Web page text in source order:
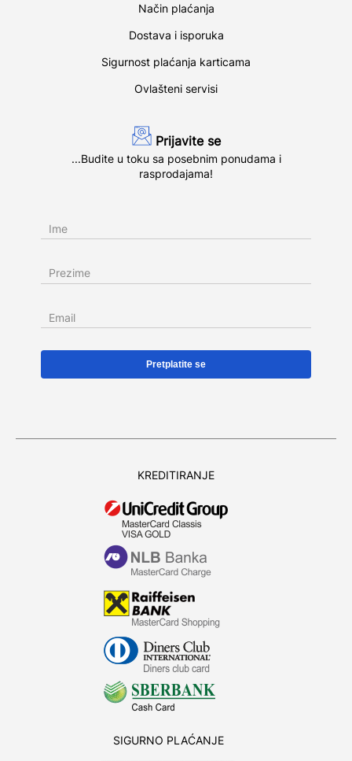
Način plaćanja
Dostava i isporuka
Sigurnost plaćanja karticama
Ovlašteni servisi
Prijavite se
...Budite u toku sa posebnim ponudama i
rasprodajama!
Ime
Prezime
Email
KREDITIRANJE
SIGURNO PLAĆANJE